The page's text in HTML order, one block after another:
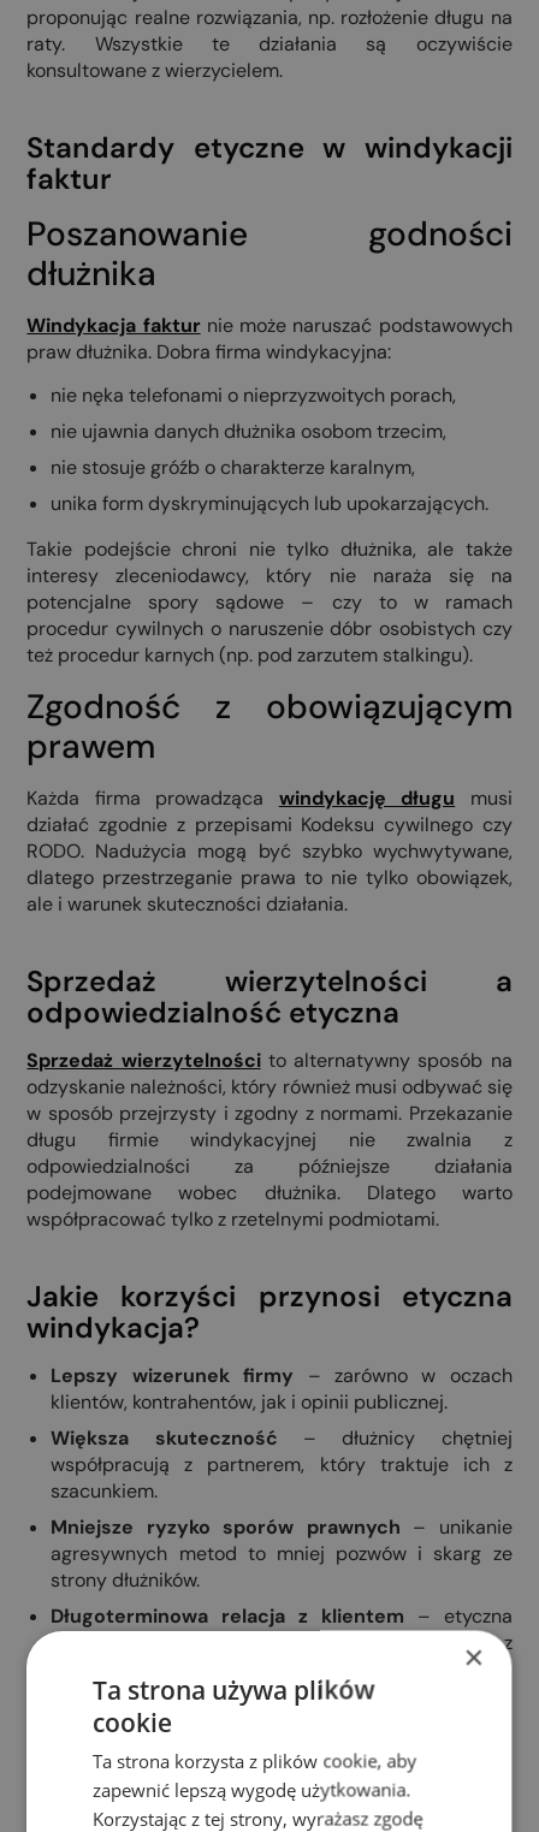
proponując realne rozwiązania, np. rozłożenie długu na
raty. Wszystkie te działania są oczywiście
konsultowane z wierzycielem.
Standardy etyczne w windykacji
faktur
Poszanowanie godności
dłużnika
Windykacja fakturnie może naruszać podstawowych
praw dłużnika. Dobra firma windykacyjna:
nie nęka telefonami o nieprzyzwoitych porach,
nie ujawnia danych dłużnika osobom trzecim,
nie stosuje gróźb o charakterze karalnym,
unika form dyskryminujących lub upokarzających.
Takie podejście chroni nie tylko dłużnika, ale także
interesy zleceniodawcy, który nie naraża się na
potencjalne spory sądowe – czy to w ramach
procedur cywilnych o naruszenie dóbr osobistych czy
też procedur karnych (np. pod zarzutem stalkingu).
Zgodność z obowiązującym
prawem
Każda firma prowadząca windykację długu musi
działać zgodnie z przepisami Kodeksu cywilnego czy
RODO. Nadużycia mogą być szybko wychwytywane,
dlatego przestrzeganie prawa to nie tylko obowiązek,
ale i warunek skuteczności działania.
Sprzedaż wierzytelności a
odpowiedzialność etyczna
Sprzedaż wierzytelnościto alternatywny sposób na
odzyskanie należności, który również musi odbywać się
w sposób przejrzysty i zgodny z normami. Przekazanie
długu firmie windykacyjnej nie zwalnia z
odpowiedzialności za późniejsze działania
podejmowane wobec dłużnika. Dlatego warto
współpracować tylko z rzetelnymi podmiotami.
Jakie korzyści przynosi etyczna
windykacja?
Lepszy wizerunek firmy – zarówno w oczach
klientów, kontrahentów, jak i opinii publicznej.
Większa skuteczność – dłużnicy chętniej
współpracują z partnerem, który traktuje ich z
szacunkiem.
Mniejsze ryzyko sporów prawnych – unikanie
agresywnych metod to mniej pozwów i skarg ze
strony dłużników.
Długoterminowa relacja z klientem – etyczna
windykacja pozwala zachować dobre relacje z
Podsumowanie: windykacja długu
z poszanowaniem etyki i
przejrzystości
×
Ta strona używa plików
cookie
Ta strona korzysta z plików cookie, aby
zapewnić lepszą wygodę użytkowania.
Korzystając z tej strony, wyrażasz zgodę